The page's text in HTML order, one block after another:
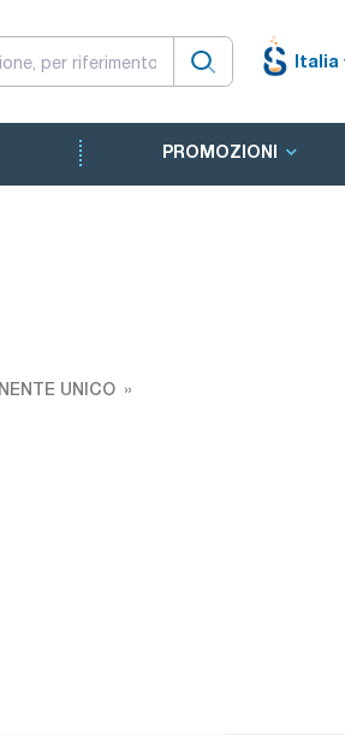
Italia
PROMOZIONI
UNICO